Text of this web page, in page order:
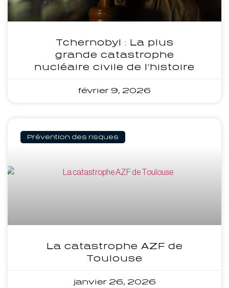
Tchernobyl : La plus
grande catastrophe
nucléaire civile de l’histoire
février 9, 2026
Prévention des risques
La catastrophe AZF de
Toulouse
janvier 26, 2026